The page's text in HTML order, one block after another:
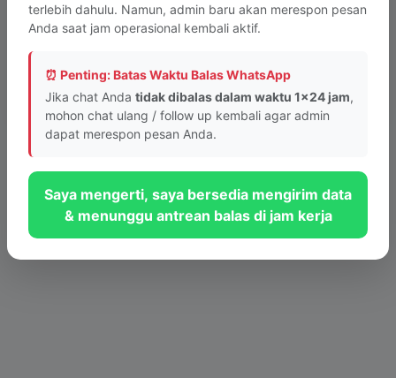
© 2026 PKBM INTAN Bandung - Sistem Layanan Informasi Cepat
terlebih dahulu. Namun, admin baru akan merespon pesan
Anda saat jam operasional kembali aktif.
⏰ Penting: Batas Waktu Balas WhatsApp
Jika chat Anda tidak dibalas dalam waktu 1x24 jam,
mohon chat ulang / follow up kembali agar admin
dapat merespon pesan Anda.
Saya mengerti, saya bersedia mengirim data
& menunggu antrean balas di jam kerja